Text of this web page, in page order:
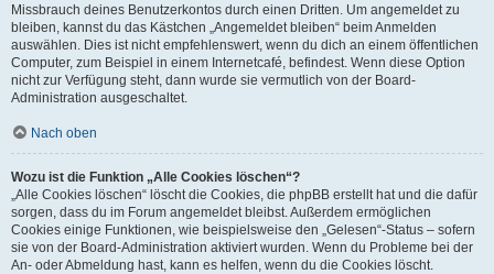
Missbrauch deines Benutzerkontos durch einen Dritten. Um angemeldet zu
bleiben, kannst du das Kästchen „Angemeldet bleiben“ beim Anmelden
auswählen. Dies ist nicht empfehlenswert, wenn du dich an einem öffentlichen
Computer, zum Beispiel in einem Internetcafé, befindest. Wenn diese Option
nicht zur Verfügung steht, dann wurde sie vermutlich von der Board-
Administration ausgeschaltet.
Nach oben
Wozu ist die Funktion „Alle Cookies löschen“?
„Alle Cookies löschen“ löscht die Cookies, die phpBB erstellt hat und die dafür
sorgen, dass du im Forum angemeldet bleibst. Außerdem ermöglichen
Cookies einige Funktionen, wie beispielsweise den „Gelesen“-Status – sofern
sie von der Board-Administration aktiviert wurden. Wenn du Probleme bei der
An- oder Abmeldung hast, kann es helfen, wenn du die Cookies löscht.